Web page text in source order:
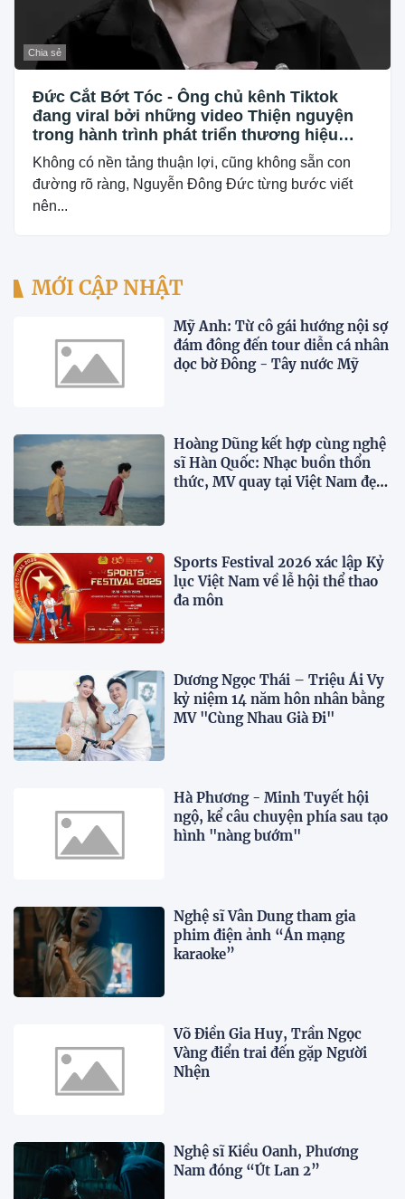
Chia sẻ
Đức Cắt Bớt Tóc - Ông chủ kênh Tiktok
đang viral bởi những video Thiện nguyện
trong hành trình phát triển thương hiệu
Barber tóc tại Bình Định
Không có nền tảng thuận lợi, cũng không sẵn con
đường rõ ràng, Nguyễn Đông Đức từng bước viết
nên...
MỚI CẬP NHẬT
Mỹ Anh: Từ cô gái hướng nội sợ
đám đông đến tour diễn cá nhân
dọc bờ Đông - Tây nước Mỹ
Hoàng Dũng kết hợp cùng nghệ
sĩ Hàn Quốc: Nhạc buồn thổn
thức, MV quay tại Việt Nam đẹp
Sports Festival 2026 xác lập Kỷ
lục Việt Nam về lễ hội thể thao
đa môn
Dương Ngọc Thái – Triệu Ái Vy
kỷ niệm 14 năm hôn nhân bằng
MV "Cùng Nhau Già Đi"
Hà Phương - Minh Tuyết hội
ngộ, kể câu chuyện phía sau tạo
hình "nàng bướm"
Nghệ sĩ Vân Dung tham gia
phim điện ảnh “Án mạng
karaoke”
Võ Điền Gia Huy, Trần Ngọc
Vàng điển trai đến gặp Người
Nhện
Nghệ sĩ Kiều Oanh, Phương
Nam đóng “Út Lan 2”